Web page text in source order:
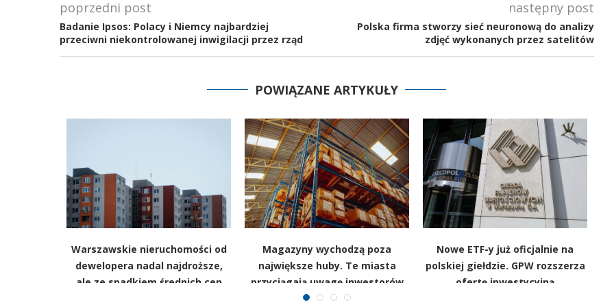
poprzedni post
Badanie Ipsos: Polacy i Niemcy najbardziej
przeciwni niekontrolowanej inwigilacji przez rząd
następny post
Polska firma stworzy sieć neuronową do analizy
zdjęć wykonanych przez satelitów
POWIĄZANE ARTYKUŁY
Warszawskie nieruchomości od
dewelopera nadal najdroższe,
ale ze spadkiem średnich cen
Magazyny wychodzą poza
największe huby. Te miasta
przyciągają uwagę inwestorów
Nowe ETF-y już oficjalnie na
polskiej giełdzie. GPW rozszerza
ofertę inwestycyjną